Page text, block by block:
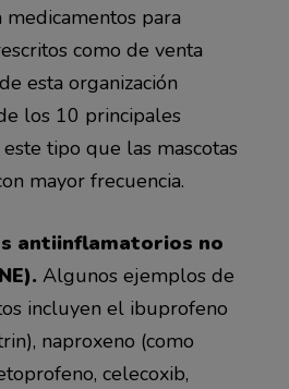
medicamentos para
como de venta
esta organización
los 10 principales
tipo que las mascotas
mayor frecuencia.
antiinflamatorios no
Algunos ejemplos de
incluyen el ibuprofeno
naproxeno (como
celecoxib,